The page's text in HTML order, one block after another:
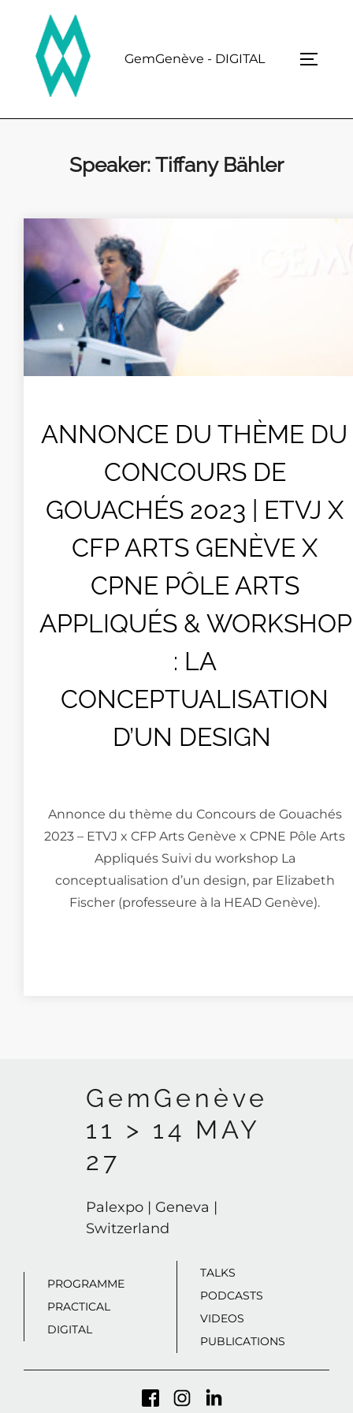
content
GemGenève - DIGITAL
Speaker: Tiffany Bähler
ANNONCE DU THÈME DU
CONCOURS DE
GOUACHÉS 2023 | ETVJ X
CFP ARTS GENÈVE X
CPNE PÔLE ARTS
APPLIQUÉS & WORKSHOP
: LA
CONCEPTUALISATION
D’UN DESIGN
Annonce du thème du Concours de Gouachés
2023 – ETVJ x CFP Arts Genève x CPNE Pôle Arts
Appliqués Suivi du workshop La
conceptualisation d’un design, par Elizabeth
Fischer (professeure à la HEAD Genève).
GemGenève
11 > 14 MAY
27
Palexpo | Geneva |
Switzerland
PROGRAMME
PRACTICAL
DIGITAL
TALKS
PODCASTS
VIDEOS
PUBLICATIONS